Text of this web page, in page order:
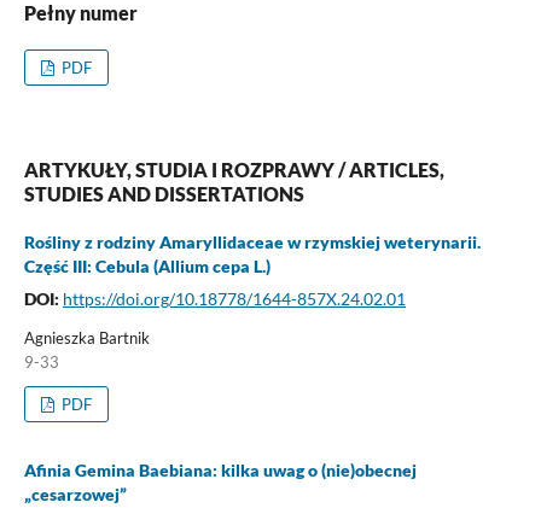
Pełny numer
PDF
ARTYKUŁY, STUDIA I ROZPRAWY / ARTICLES,
STUDIES AND DISSERTATIONS
Rośliny z rodziny Amaryllidaceae w rzymskiej weterynarii.
Część III: Cebula (Allium cepa L.)
DOI: https://doi.org/10.18778/1644-857X.24.02.01
Agnieszka Bartnik
9-33
PDF
Afinia Gemina Baebiana: kilka uwag o (nie)obecnej
„cesarzowej”